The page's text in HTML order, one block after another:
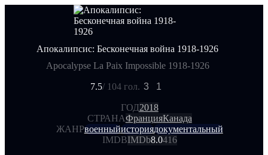
Апокалипсис: Бесконечная война 1918-1926
Apocalypse La Paix Impossible 1918-1926
7.5/ 104 гол. 3 1
ГОД2018
СТРАНАФранцияКанада
ЖАНРвоенныйисториядокументальный
IMDBIMDb8.0416